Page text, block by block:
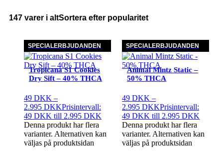
147 varer i altSortera efter popularitet
SPECIALERBJUDANDEN
Tropicana S1 Cookies
Dry Sift – 40% THCA
49 DKK –
2.995 DKKPrisintervall:
49 DKK till 2.995 DKK
Denna produkt har flera
varianter. Alternativen kan
väljas på produktsidan
SPECIALERBJUDANDEN
Animal Mintz Static –
50% THCA
49DKK –
2.995DKKPrisintervall:
49 DKK till 2.995 DKK
Denna produkt har flera
varianter. Alternativen kan
väljas på produktsidan